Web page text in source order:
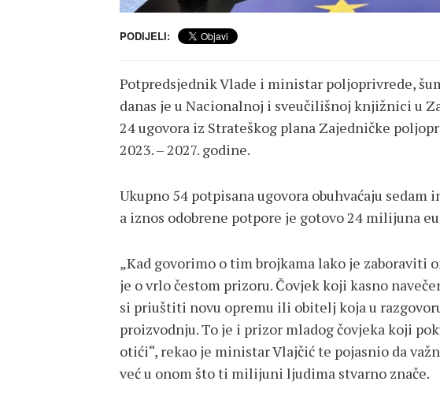
PODIJELI:
Potpredsjednik Vlade i ministar poljoprivrede,
danas je u Nacionalnoj i sveučilišnoj knjižnici u
24 ugovora iz Strateškog plana Zajedničke
2023. – 2027. godine.
Ukupno 54 potpisana ugovora obuhvaćaju
a iznos odobrene potpore je gotovo 24 milijuna
„Kad govorimo o tim brojkama lako je zaboraviti
je o vrlo čestom prizoru. Čovjek koji kasno
si priuštiti novu opremu ili obitelj koja u
proizvodnju. To je i prizor mladog čovjeka koji
otići“, rekao je ministar Vlajčić te pojasnio da
već u onom što ti milijuni ljudima stvarno znače.